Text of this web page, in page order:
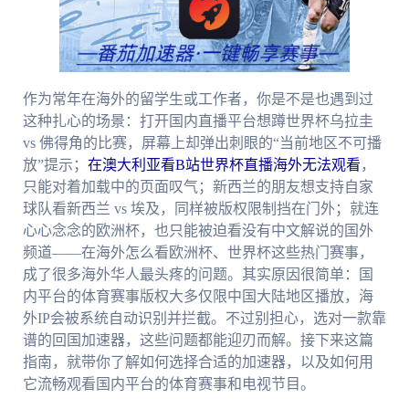
作为常年在海外的留学生或工作者，你是不是也遇到过
这种扎心的场景：打开国内直播平台想蹲世界杯乌拉圭
vs 佛得角的比赛，屏幕上却弹出刺眼的“当前地区不可播
放”提示； 在澳大利亚看B站世界杯直播海外无法观看 ，
只能对着加载中的页面叹气；新西兰的朋友想支持自家
球队看新西兰 vs 埃及，同样被版权限制挡在门外；就连
心心念念的欧洲杯，也只能被迫看没有中文解说的国外
频道——在海外怎么看欧洲杯、世界杯这些热门赛事，
成了很多海外华人最头疼的问题。其实原因很简单：国
内平台的体育赛事版权大多仅限中国大陆地区播放，海
外IP会被系统自动识别并拦截。不过别担心，选对一款靠
谱的回国加速器，这些问题都能迎刃而解。接下来这篇
指南，就带你了解如何选择合适的加速器，以及如何用
它流畅观看国内平台的体育赛事和电视节目。